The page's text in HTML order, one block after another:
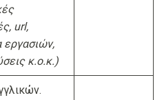
url,
εργασιών,
κ.ο.κ.)